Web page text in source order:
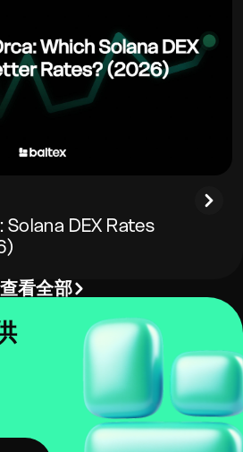
Solana DEX Rates
查看全部